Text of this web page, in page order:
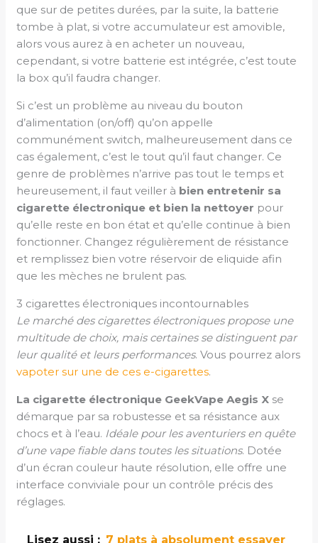
que sur de petites durées, par la suite, la batterie
tombe à plat, si votre accumulateur est amovible,
alors vous aurez à en acheter un nouveau,
cependant, si votre batterie est intégrée, c’est toute
la box qu’il faudra changer.
Si c’est un problème au niveau du bouton
d’alimentation (on/off) qu’on appelle
communément switch, malheureusement dans ce
cas également, c’est le tout qu’il faut changer. Ce
genre de problèmes n’arrive pas tout le temps et
heureusement, il faut veiller à bien entretenir sa
cigarette électronique et bien la nettoyer pour
qu’elle reste en bon état et qu’elle continue à bien
fonctionner. Changez régulièrement de résistance
et remplissez bien votre réservoir de eliquide afin
que les mèches ne brulent pas.
3 cigarettes électroniques incontournables
Le marché des cigarettes électroniques propose une
multitude de choix, mais certaines se distinguent par
leur qualité et leurs performances. Vous pourrez alors
vapoter sur une de ces e-cigarettes.
La cigarette électronique GeekVape Aegis X se
démarque par sa robustesse et sa résistance aux
chocs et à l’eau. Idéale pour les aventuriers en quête
d’une vape fiable dans toutes les situations. Dotée
d’un écran couleur haute résolution, elle offre une
interface conviviale pour un contrôle précis des
réglages.
Lisez aussi : 7 plats à absolument essayer